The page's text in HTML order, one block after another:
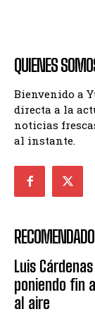
QUIENES
Bienvenido a
directa a la
noticias
al instante.
Luis
poniendo fin
al aire